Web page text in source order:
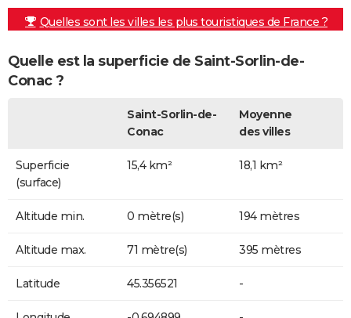
Quelles sont les villes les plus touristiques de France ?
Quelle est la superficie de Saint-Sorlin-de-
Conac ?
Saint-Sorlin-de-
Conac
Moyenne
des villes
Superficie
(surface)
15,4 km² 18,1 km²
Altitude min. 0 mètre(s) 194 mètres
Altitude max. 71 mètre(s) 395 mètres
Latitude 45.356521 -